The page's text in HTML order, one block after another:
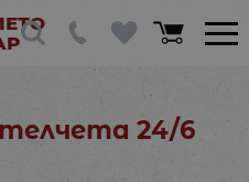
телчета 24/6